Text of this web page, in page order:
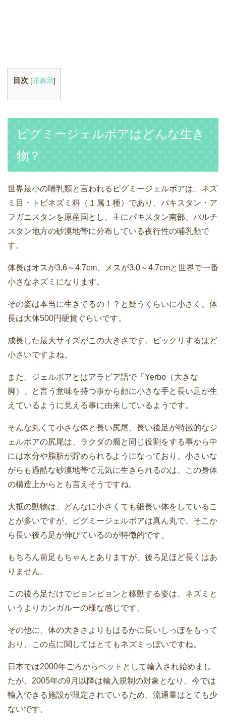
目次 [非表示]
ピグミージェルボアはどんな生き
物？
世界最小の哺乳類と言われるピグミージェルボアは、ネズ
ミ目・トビネズミ科（１属１種）であり、パキスタン・ア
フガニスタンを原産国とし、主にパキスタン南部、バルチ
スタン地方の砂漠地帯に分布している夜行性の哺乳類で
す。
体長はオスが3,6～4,7cm、メスが3,0～4,7cmと世界で一番
小さなネズミになります。
その姿は本当に生きてるの！？と疑うくらいに小さく、体
長は大体500円硬貨ぐらいです。
成長した最大サイズがこの大きさです。ビックリするほど
小さいですよね。
また、ジェルボアとはアラビア語で「Yerbo（大きな
脚）」と言う意味を持つ事から顔に小さな手と長い足が生
えているように見える事に由来しているようです。
そんな丸くて小さな体と長い尻尾、長い後足が特徴的なジ
ェルボアの尻尾は、ラクダの瘤と同じ役割をする事から中
には水分や脂肪が貯められるようになっており、小さいな
がらも過酷な砂漠地帯で元気に生きられるのは、この身体
の構造上からとも言えそうですね。
大抵の動物は、どんなに小さくても細長い体をしているこ
とが多いですが、ピグミージェルボアは真ん丸で、そこか
ら長い後ろ足が伸びているのが特徴的です。
もちろん前足もちゃんとありますが、後ろ足ほど長くはあ
りません。
この後ろ足だけでピョンピョンと移動する姿は、ネズミと
いうよりカンガルーの様な感じです。
その他に、体の大きさよりもはるかに長いしっぽをもって
おり、この点に関してはとてもネズミっぽいですね。
日本では2000年ごろからペットとして輸入され始めまし
たが、2005年の9月以降は輸入規制の対象となり、今では
輸入できる施設が限定されているため、流通量はとても少
ないです。